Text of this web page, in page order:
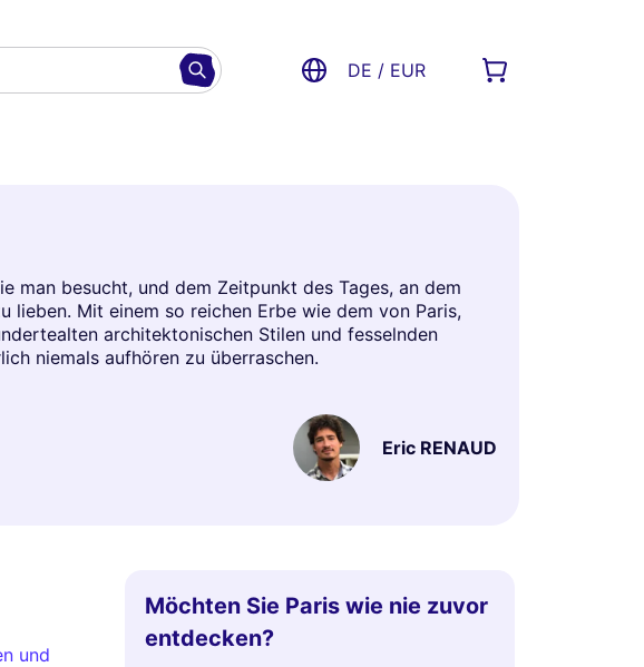
DE / EUR
man besucht, und dem Zeitpunkt des Tages, an dem
Mit einem so reichen Erbe wie dem von Paris,
architektonischen Stilen und fesselnden
niemals aufhören zu überraschen.
Eric RENAUD
und
Möchten Sie Paris wie nie zuvor
entdecken?